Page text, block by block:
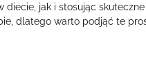
diecie, jak i stosując skuteczne
dlatego warto podjąć te